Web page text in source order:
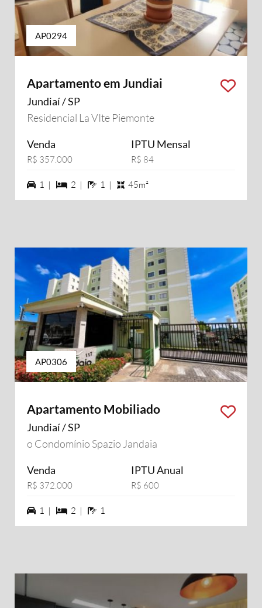
AP0294
Apartamento em Jundiai
Jundiaí / SP
Residencial La VIte Piemonte
Venda
R$ 357.000
IPTU Mensal
R$ 84
1 vagas na garagem
1 | 2 dormiórios
2 | 1 banheiros
1 | 45m²
AP0306
Apartamento Mobiliado
Jundiaí / SP
o Condomínio Spazio Jandaia
Venda
R$ 372.000
IPTU Anual
R$ 600
1 vagas na garagem
1 | 2 dormiórios
2 | 1 banheiros
1